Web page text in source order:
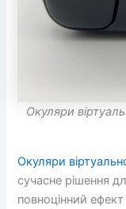
Окуляри
Окуляри
сучасне рішення
повноцінний